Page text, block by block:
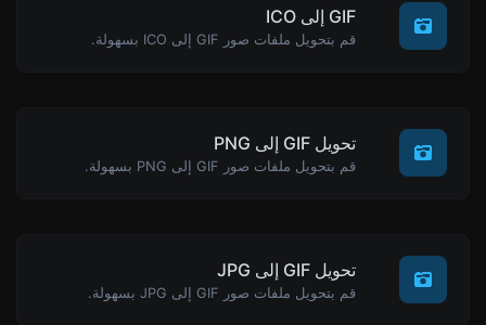
GIF إلى ICO
قم بتحويل ملفات صور GIF إلى ICO بسهولة.
تحويل GIF إلى PNG
قم بتحويل ملفات صور GIF إلى PNG بسهولة.
تحويل GIF إلى JPG
قم بتحويل ملفات صور GIF إلى JPG بسهولة.